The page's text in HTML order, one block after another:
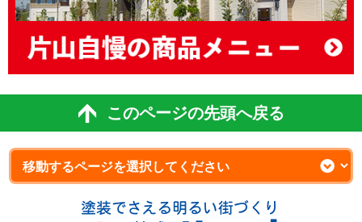
このページの先頭へ戻る